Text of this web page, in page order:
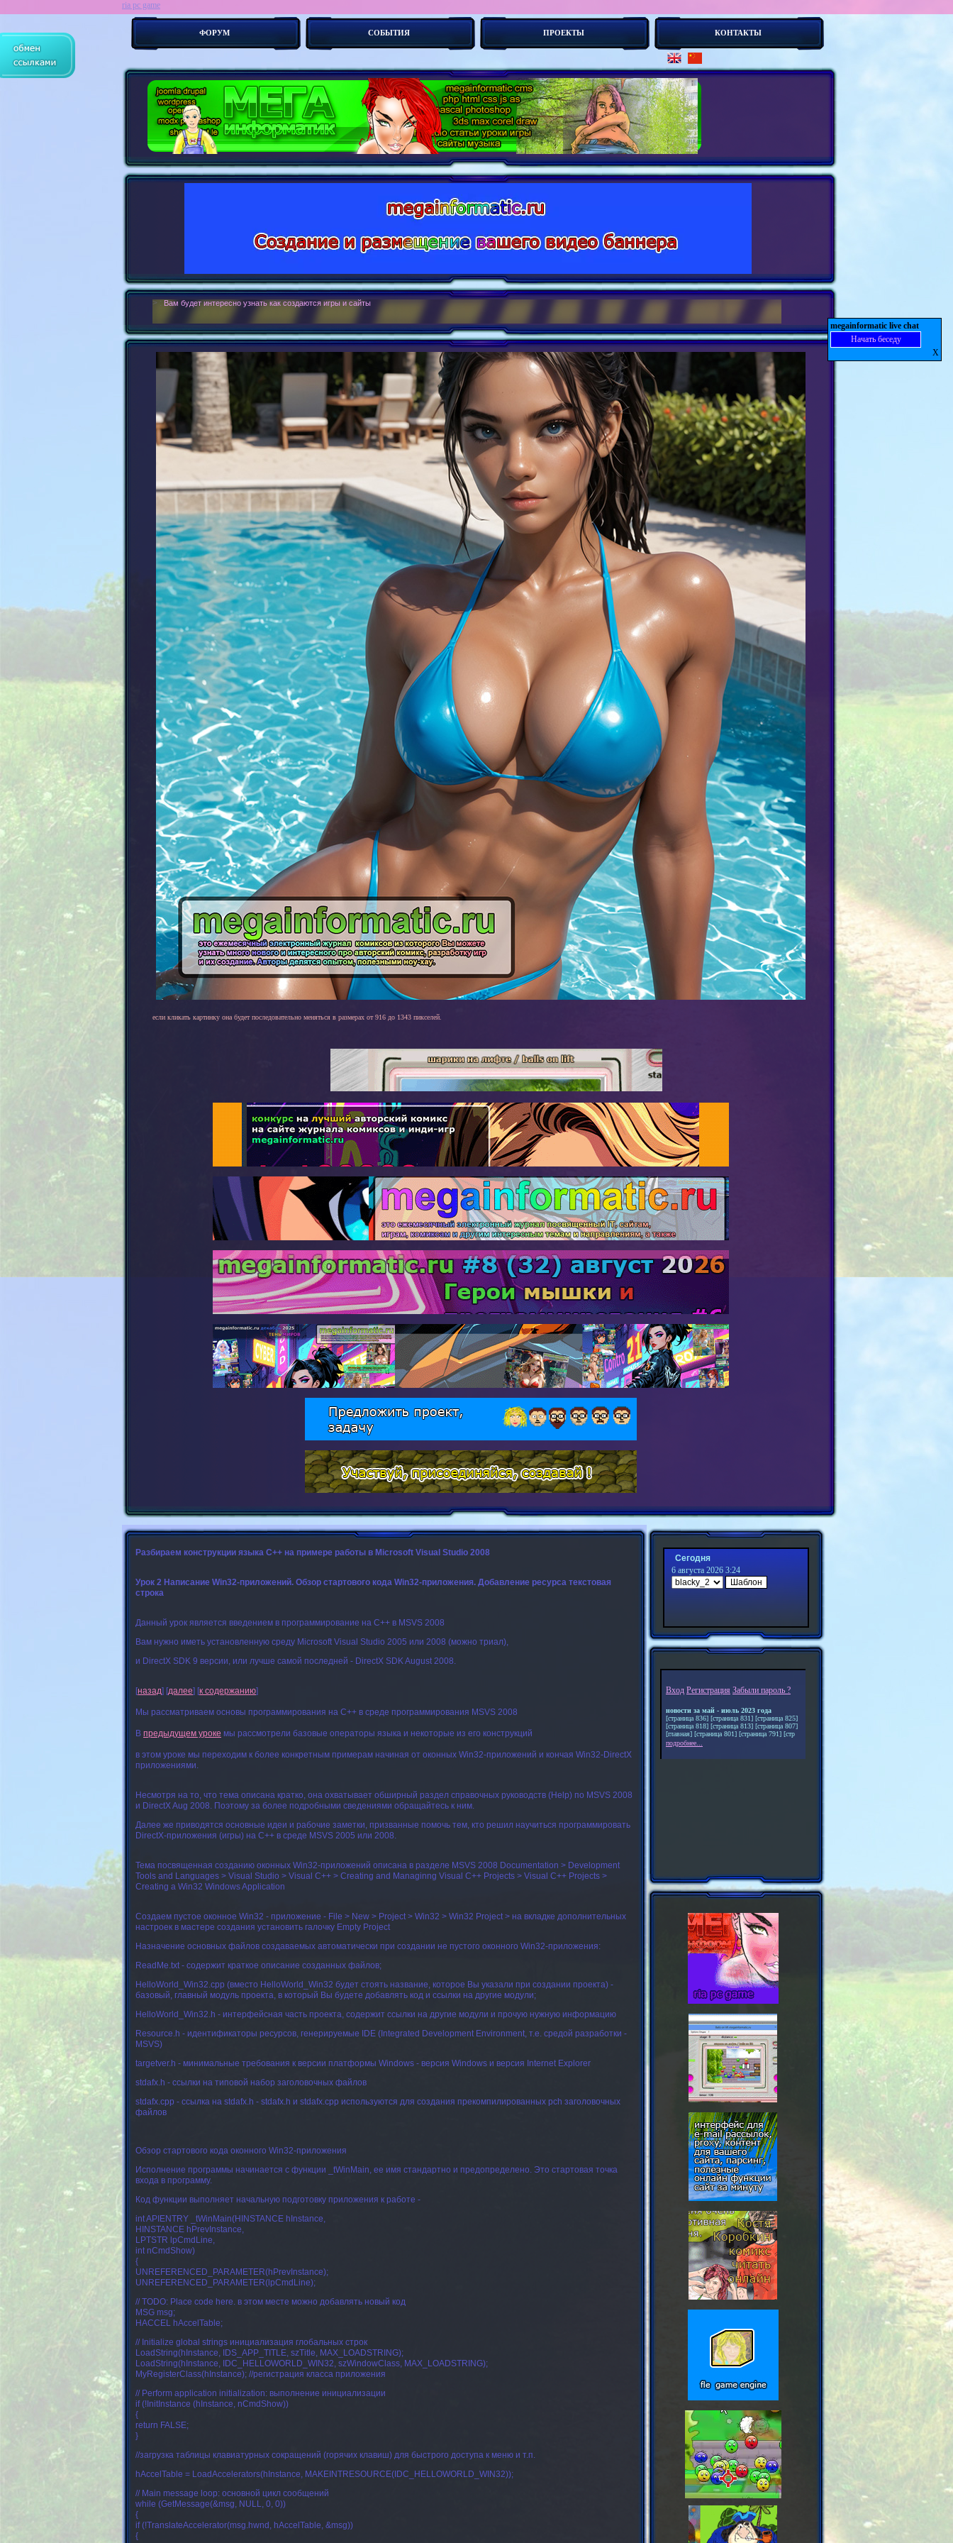
ФОРУМ СОБЫТИЯ ПРОЕКТЫ КОНТАКТЫ
ria pc game
> : Современные сайты - это бестелесные роботы. Н_
если кликать картинку она будет последовательно меняться в размерах от 916 до 1343 пикселей.
Разбираем конструкции языка C++ на примере работы в Microsoft Visual Studio 2008
Урок 2 Написание Win32-приложений. Обзор стартового кода Win32-приложения. Добавление ресурса текстовая
строка
Данный урок является введением в программирование на C++ в MSVS 2008
Вам нужно иметь установленную среду Microsoft Visual Studio 2005 или 2008 (можно триал),
и DirectX SDK 9 версии, или лучше самой последней - DirectX SDK August 2008.
[назад] [далее] [к содержанию]
Мы рассматриваем основы программирования на C++ в среде программирования MSVS 2008
В предыдущем уроке мы рассмотрели базовые операторы языка и некоторые из его конструкций
в этом уроке мы переходим к более конкретным примерам начиная от оконных Win32-приложений и кончая Win32-DirectX
приложениями.
Несмотря на то, что тема описана кратко, она охватывает обширный раздел справочных руководств (Help) по MSVS 2008
и DirectX Aug 2008. Поэтому за более подробными сведениями обращайтесь к ним.
Далее же приводятся основные идеи и рабочие заметки, призванные помочь тем, кто решил научиться программировать
DirectX-приложения (игры) на C++ в среде MSVS 2005 или 2008.
Тема посвященная созданию оконных Win32-приложений описана в разделе MSVS 2008 Documentation > Development
Tools and Languages > Visual Studio > Visual C++ > Creating and Managinng Visual C++ Projects > Visual C++ Projects >
Creating a Win32 Windows Application
Создаем пустое оконное Win32 - приложение - File > New > Project > Win32 > Win32 Project > на вкладке дополнительных
настроек в мастере создания установить галочку Empty Project
Назначение основных файлов создаваемых автоматически при создании не пустого оконного Win32-приложения:
ReadMe.txt - содержит краткое описание созданных файлов;
HelloWorld_Win32.cpp (вместо HelloWorld_Win32 будет стоять название, которое Вы указали при создании проекта) -
базовый, главный модуль проекта, в который Вы будете добавлять код и ссылки на другие модули;
HelloWorld_Win32.h - интерфейсная часть проекта, содержит ссылки на другие модули и прочую нужную информацию
Resource.h - идентификаторы ресурсов, генерируемые IDE (Integrated Development Environment, т.е. средой разработки -
MSVS)
targetver.h - минимальные требования к версии платформы Windows - версия Windows и версия Internet Explorer
stdafx.h - ссылки на типовой набор заголовочных файлов
stdafx.cpp - ссылка на stdafx.h - stdafx.h и stdafx.cpp используются для создания прекомпилированных pch заголовочных
файлов
Обзор стартового кода оконного Win32-приложения
Исполнение программы начинается с функции _tWinMain, ее имя стандартно и предопределено. Это стартовая точка
входа в программу.
Код функции выполняет начальную подготовку приложения к работе -
int APIENTRY _tWinMain(HINSTANCE hInstance,
HINSTANCE hPrevInstance,
LPTSTR lpCmdLine,
int nCmdShow)
{
UNREFERENCED_PARAMETER(hPrevInstance);
UNREFERENCED_PARAMETER(lpCmdLine);
// TODO: Place code here. в этом месте можно добавлять новый код
MSG msg;
HACCEL hAccelTable;
// Initialize global strings инициализация глобальных строк
LoadString(hInstance, IDS_APP_TITLE, szTitle, MAX_LOADSTRING);
LoadString(hInstance, IDC_HELLOWORLD_WIN32, szWindowClass, MAX_LOADSTRING);
MyRegisterClass(hInstance); //регистрация класса приложения
// Perform application initialization: выполнение инициализации
if (!InitInstance (hInstance, nCmdShow))
{
return FALSE;
}
//загрузка таблицы клавиатурных сокращений (горячих клавиш) для быстрого доступа к меню и т.п.
hAccelTable = LoadAccelerators(hInstance, MAKEINTRESOURCE(IDC_HELLOWORLD_WIN32));
// Main message loop: основной цикл сообщений
while (GetMessage(&msg, NULL, 0, 0))
{
if (!TranslateAccelerator(msg.hwnd, hAccelTable, &msg))
{
Сегодня
6 августа 2026 3:24
Вход Регистрация Забыли пароль ?
новости за май - июль 2023 года
[страница 836] [страница 831] [страница 825]
[страница 818] [страница 813] [страница 807]
[главная] [страница 801] [страница 791] [стр
подробнее...
megainformatic live chat
Начать беседу
X